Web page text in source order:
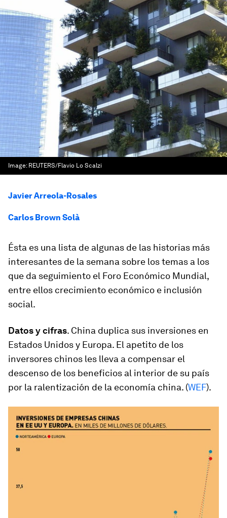
Image: REUTERS/Flavio Lo Scalzi
Javier Arreola-Rosales
Carlos Brown Solà
Ésta es una lista de algunas de las historias más
interesantes de la semana sobre los temas a los
que da seguimiento el Foro Económico Mundial,
entre ellos crecimiento económico e inclusión
social.
Datos y cifras. China duplica sus inversiones en
Estados Unidos y Europa. El apetito de los
inversores chinos les lleva a compensar el
descenso de los beneficios al interior de su país
por la ralentización de la economía china. (WEF).